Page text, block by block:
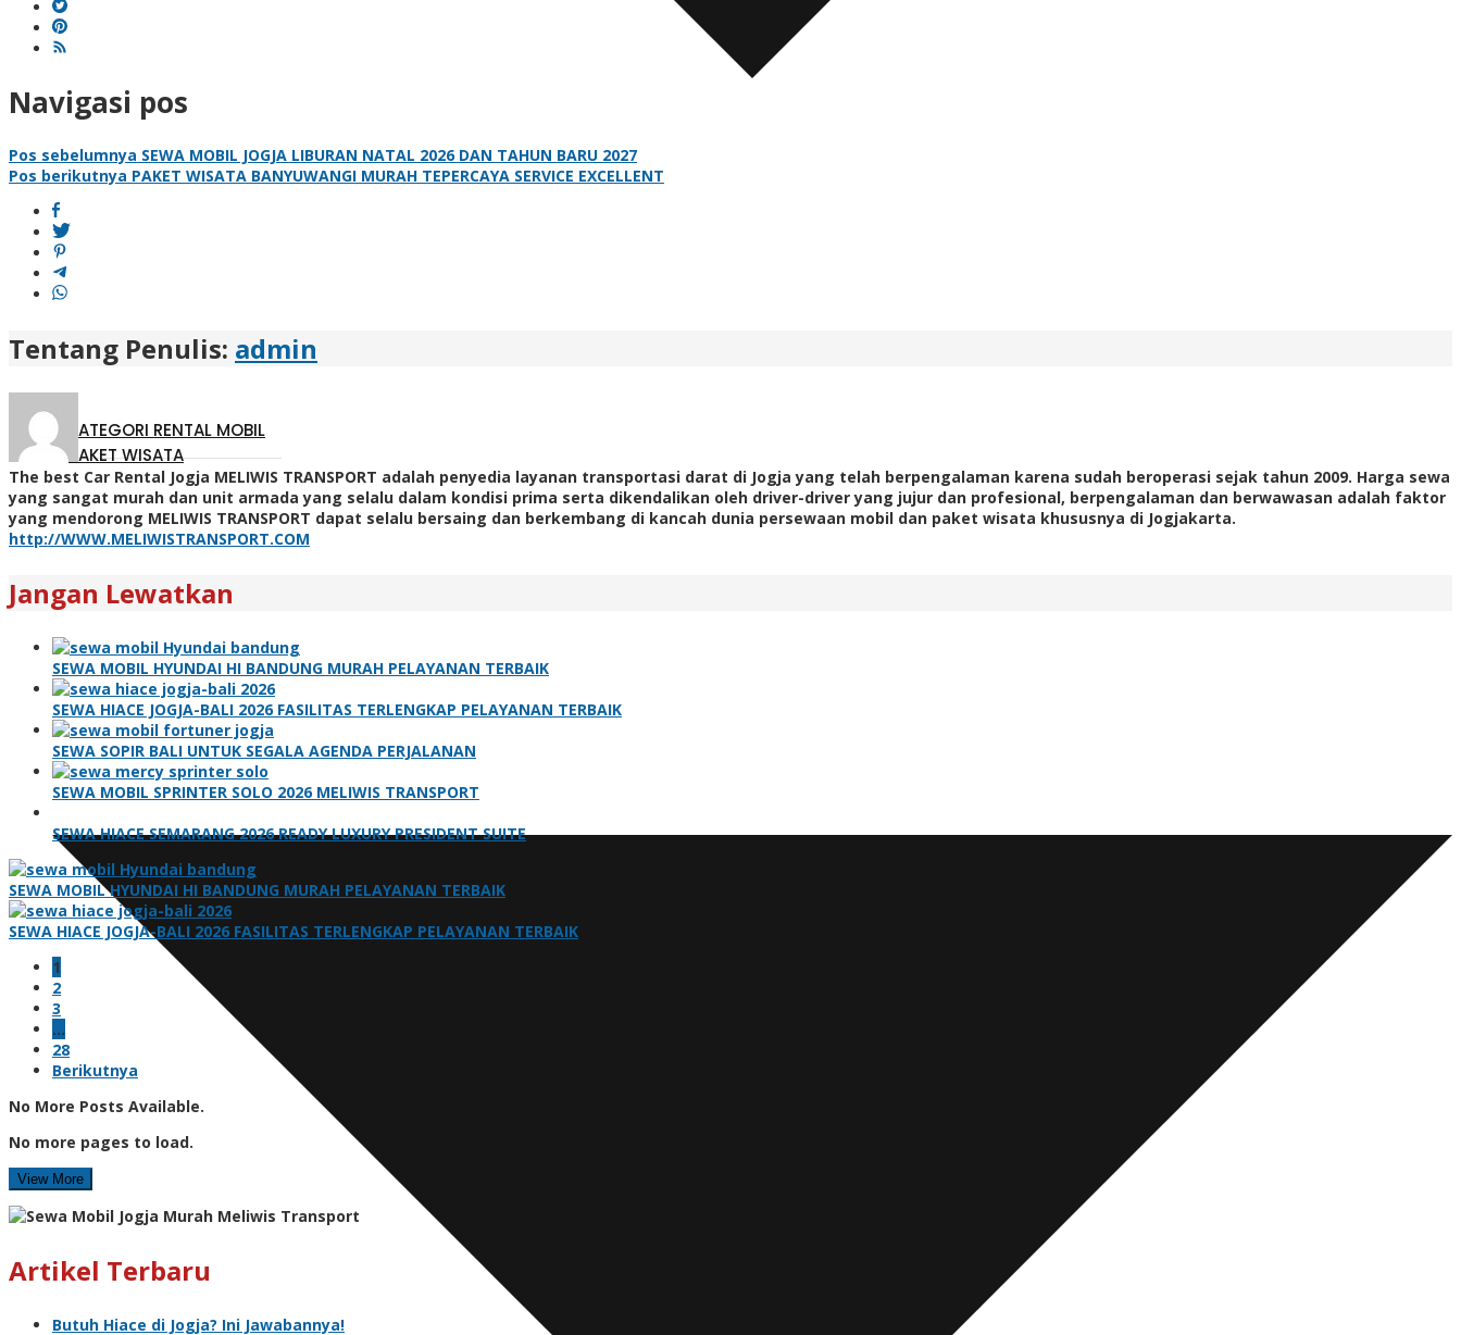
KATEGORI RENTAL MOBIL
PAKET WISATA
Navigasi pos
Pos sebelumnya SEWA MOBIL JOGJA LIBURAN NATAL 2026 DAN TAHUN BARU 2027
Pos berikutnya PAKET WISATA BANYUWANGI MURAH TEPERCAYA SERVICE EXCELLENT
Tentang Penulis: admin
The best Car Rental Jogja MELIWIS TRANSPORT adalah penyedia layanan transportasi darat di Jogja yang telah berpengalaman karena sudah beroperasi sejak tahun 2009. Harga sewa
yang sangat murah dan unit armada yang selalu dalam kondisi prima serta dikendalikan oleh driver-driver yang jujur dan profesional, berpengalaman dan berwawasan adalah faktor
yang mendorong MELIWIS TRANSPORT dapat selalu bersaing dan berkembang di kancah dunia persewaan mobil dan paket wisata khususnya di Jogjakarta.
http://WWW.MELIWISTRANSPORT.COM
Jangan Lewatkan
SEWA MOBIL HYUNDAI HI BANDUNG MURAH PELAYANAN TERBAIK
SEWA HIACE JOGJA-BALI 2026 FASILITAS TERLENGKAP PELAYANAN TERBAIK
SEWA SOPIR BALI UNTUK SEGALA AGENDA PERJALANAN
SEWA MOBIL SPRINTER SOLO 2026 MELIWIS TRANSPORT
SEWA HIACE SEMARANG 2026 READY LUXURY PRESIDENT SUITE
SEWA MOBIL HYUNDAI HI BANDUNG MURAH PELAYANAN TERBAIK
SEWA HIACE JOGJA-BALI 2026 FASILITAS TERLENGKAP PELAYANAN TERBAIK
1
2
3
…
28
Berikutnya
No More Posts Available.
No more pages to load.
View More
Artikel Terbaru
Butuh Hiace di Jogja? Ini Jawabannya!